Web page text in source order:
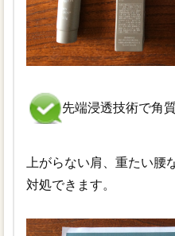
先端浸透技術で角
上がらない肩、重たい腰
対処できます。